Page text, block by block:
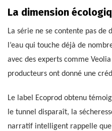
La dimension
La série ne se contente pas
l’eau qui touche déjà de
avec des experts comme
producteurs ont donné une
Le label Ecoprod obtenu
le tunnel disparaît, la
narratif intelligent rappelle